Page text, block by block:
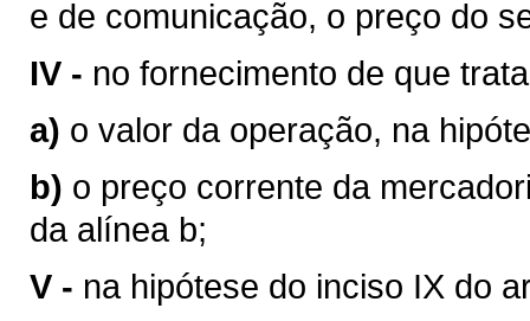
e de comunicação, o preço do
IV - no fornecimento de que
a) o valor da operação, na
b) o preço corrente da
da alínea b;
V - na hipótese do inciso IX do